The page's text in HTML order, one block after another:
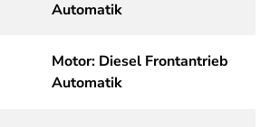
Automatik
Motor: Diesel Frontantrieb
Automatik